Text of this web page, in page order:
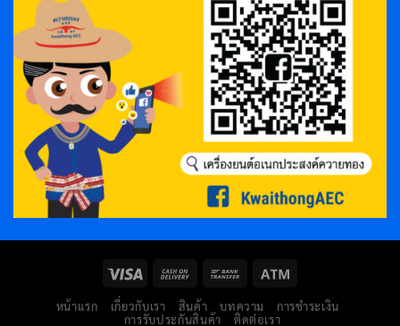
หน้าแรก เกี่ยวกับเรา สินค้า บทความ
การชำระเงิน
การรับประกันสินค้า
ติดต่อเรา